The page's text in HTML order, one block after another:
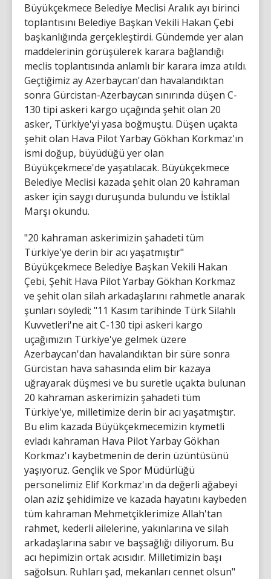
Büyükçekmece Belediye Meclisi Aralık ayı birinci
toplantısını Belediye Başkan Vekili Hakan Çebi
başkanlığında gerçekleştirdi. Gündemde yer alan
maddelerinin görüşülerek karara bağlandığı
meclis toplantısında anlamlı bir karara imza atıldı.
Geçtiğimiz ay Azerbaycan'dan havalandıktan
sonra Gürcistan-Azerbaycan sınırında düşen C-
130 tipi askeri kargo uçağında şehit olan 20
asker, Türkiye'yi yasa boğmuştu. Düşen uçakta
şehit olan Hava Pilot Yarbay Gökhan Korkmaz'ın
ismi doğup, büyüdüğü yer olan
Büyükçekmece'de yaşatılacak. Büyükçekmece
Belediye Meclisi kazada şehit olan 20 kahraman
asker için saygı duruşunda bulundu ve İstiklal
Marşı okundu.
"20 kahraman askerimizin şahadeti tüm
Türkiye'ye derin bir acı yaşatmıştır"
Büyükçekmece Belediye Başkan Vekili Hakan
Çebi, Şehit Hava Pilot Yarbay Gökhan Korkmaz
ve şehit olan silah arkadaşlarını rahmetle anarak
şunları söyledi; "11 Kasım tarihinde Türk Silahlı
Kuvvetleri'ne ait C-130 tipi askeri kargo
uçağımızın Türkiye'ye gelmek üzere
Azerbaycan'dan havalandıktan bir süre sonra
Gürcistan hava sahasında elim bir kazaya
uğrayarak düşmesi ve bu suretle uçakta bulunan
20 kahraman askerimizin şahadeti tüm
Türkiye'ye, milletimize derin bir acı yaşatmıştır.
Bu elim kazada Büyükçekmecemizin kıymetli
evladı kahraman Hava Pilot Yarbay Gökhan
Korkmaz'ı kaybetmenin de derin üzüntüsünü
yaşıyoruz. Gençlik ve Spor Müdürlüğü
personelimiz Elif Korkmaz'ın da değerli ağabeyi
olan aziz şehidimize ve kazada hayatını kaybeden
tüm kahraman Mehmetçiklerimize Allah'tan
rahmet, kederli ailelerine, yakınlarına ve silah
arkadaşlarına sabır ve başsağlığı diliyorum. Bu
acı hepimizin ortak acısıdır. Milletimizin başı
sağolsun. Ruhları şad, mekanları cennet olsun"